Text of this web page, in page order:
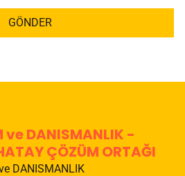
GÖNDER
ve DANISMANLIK -
ÇÖZÜM ORTAĞI
DANISMANLIK